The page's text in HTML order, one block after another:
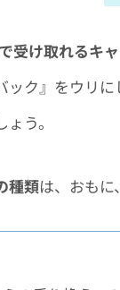
受け取れるキ
ック』をウリ
う。
種類は、おもに